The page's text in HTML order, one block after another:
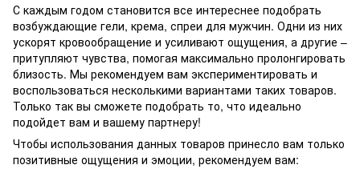
С каждым годом становится все интереснее подобрать
возбуждающие гели, крема, спреи для мужчин. Одни из них
ускорят кровообращение и усиливают ощущения, а другие –
притупляют чувства, помогая максимально пролонгировать
близость. Мы рекомендуем вам экспериментировать и
воспользоваться несколькими вариантами таких товаров.
Только так вы сможете подобрать то, что идеально
подойдет вам и вашему партнеру!
Чтобы использования данных товаров принесло вам только
позитивные ощущения и эмоции, рекомендуем вам: